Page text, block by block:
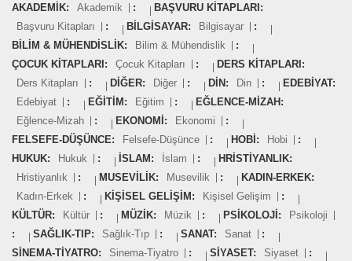
AKADEMIK: Akademik :
BAŞVURU KITAPLARI:
Başvuru Kitapları
: BILGISAYAR: Bilgisayar
:
BILIM & MÜHENDISLIK:
Bilim & Mühendislik
:
ÇOCUK KITAPLARI:
Çocuk Kitapları :
DERS KITAPLARI:
Ders Kitapları
: DIĞER: Diğer : DIN: Din :
EDEBIYAT:
Edebiyat
: EĞITIM: Eğitim :
EĞLENCE-MIZAH:
Eğlence-Mizah
: EKONOMI: Ekonomi
:
FELSEFE-DÜŞÜNCE:
Felsefe-Düşünce : HOBI: Hobi
:
HUKUK:
Hukuk : İSLAM: İslam :
HRISTIYANLIK:
Hristiyanlık
: MUSEVILIK: Musevilik :
KADIN-ERKEK:
Kadın-Erkek
: KIŞISEL GELIŞIM: Kişisel Gelişim
:
KÜLTÜR:
Kültür : MÜZIK: Müzik : PSIKOLOJI:
Psikoloji
:
SAĞLIK-TIP: Sağlık-Tıp : SANAT: Sanat
:
SINEMA-TIYATRO:
Sinema-Tiyatro : SIYASET: Siyaset :